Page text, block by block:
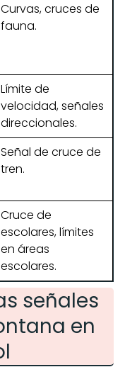
Curvas, cruces de
fauna.
Límite de
velocidad, señales
direccionales.
Señal de cruce de
tren.
Cruce de
escolares, límites
en áreas
escolares.
señales
en